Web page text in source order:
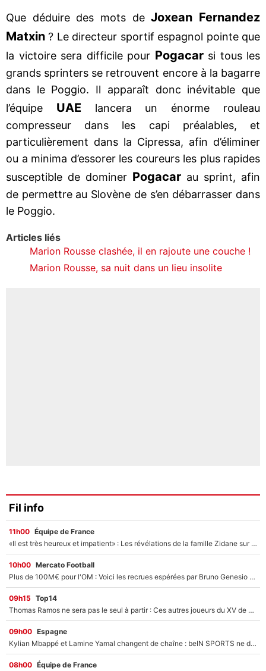
Que déduire des mots deJoxean Fernandez
Matxin ? Le directeur sportif espagnol pointe que
la victoire sera difficile pour Pogacar si tous les
grands sprinters se retrouvent encore à la bagarre
dans le Poggio. Il apparaît donc inévitable que
l’équipe UAE
lancera un énorme rouleau
compresseur dans les capi préalables, et
particulièrement dans la Cipressa, afin d’éliminer
ou a minima d’essorer les coureurs les plus rapides
susceptible de dominer Pogacar au sprint, afin
de permettre au Slovène de s’en débarrasser dans
le Poggio.
Articles liés
Marion Rousse clashée, il en rajoute une couche !
Marion Rousse, sa nuit dans un lieu insolite
Fil info
11h00 Équipe de France
«Il est très heureux et impatient» : Les révélations de la famille Zidane sur sa prise de pouvoir en équipe de France !
10h00 Mercato Football
Plus de 100M€ pour l'OM : Voici les recrues espérées par Bruno Genesio et Grégory Lorenzi après l’opération dégraissage
09h15 Top14
Thomas Ramos ne sera pas le seul à partir : Ces autres joueurs du XV de France pourraient aussi quitter le Stade Toulousain, un club de Top 14 est déjà sur les rangs
09h00 Espagne
Kylian Mbappé et Lamine Yamal changent de chaîne : beIN SPORTS ne digère pas cette décision historique et prédit un fiasco pour la Liga
08h00 Équipe de France